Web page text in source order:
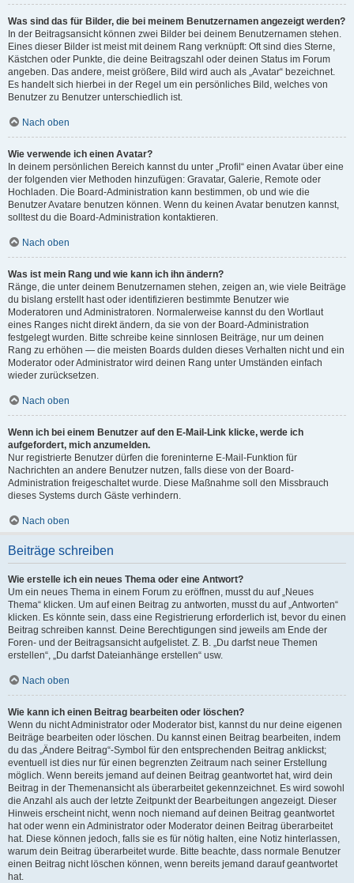
Was sind das für Bilder, die bei meinem Benutzernamen angezeigt werden?
In der Beitragsansicht können zwei Bilder bei deinem Benutzernamen stehen.
Eines dieser Bilder ist meist mit deinem Rang verknüpft: Oft sind dies Sterne,
Kästchen oder Punkte, die deine Beitragszahl oder deinen Status im Forum
angeben. Das andere, meist größere, Bild wird auch als „Avatar“ bezeichnet.
Es handelt sich hierbei in der Regel um ein persönliches Bild, welches von
Benutzer zu Benutzer unterschiedlich ist.
Nach oben
Wie verwende ich einen Avatar?
In deinem persönlichen Bereich kannst du unter „Profil“ einen Avatar über eine
der folgenden vier Methoden hinzufügen: Gravatar, Galerie, Remote oder
Hochladen. Die Board-Administration kann bestimmen, ob und wie die
Benutzer Avatare benutzen können. Wenn du keinen Avatar benutzen kannst,
solltest du die Board-Administration kontaktieren.
Nach oben
Was ist mein Rang und wie kann ich ihn ändern?
Ränge, die unter deinem Benutzernamen stehen, zeigen an, wie viele Beiträge
du bislang erstellt hast oder identifizieren bestimmte Benutzer wie
Moderatoren und Administratoren. Normalerweise kannst du den Wortlaut
eines Ranges nicht direkt ändern, da sie von der Board-Administration
festgelegt wurden. Bitte schreibe keine sinnlosen Beiträge, nur um deinen
Rang zu erhöhen — die meisten Boards dulden dieses Verhalten nicht und ein
Moderator oder Administrator wird deinen Rang unter Umständen einfach
wieder zurücksetzen.
Nach oben
Wenn ich bei einem Benutzer auf den E-Mail-Link klicke, werde ich
aufgefordert, mich anzumelden.
Nur registrierte Benutzer dürfen die foreninterne E-Mail-Funktion für
Nachrichten an andere Benutzer nutzen, falls diese von der Board-
Administration freigeschaltet wurde. Diese Maßnahme soll den Missbrauch
dieses Systems durch Gäste verhindern.
Nach oben
Beiträge schreiben
Wie erstelle ich ein neues Thema oder eine Antwort?
Um ein neues Thema in einem Forum zu eröffnen, musst du auf „Neues
Thema“ klicken. Um auf einen Beitrag zu antworten, musst du auf „Antworten“
klicken. Es könnte sein, dass eine Registrierung erforderlich ist, bevor du einen
Beitrag schreiben kannst. Deine Berechtigungen sind jeweils am Ende der
Foren- und der Beitragsansicht aufgelistet. Z. B. „Du darfst neue Themen
erstellen“, „Du darfst Dateianhänge erstellen“ usw.
Nach oben
Wie kann ich einen Beitrag bearbeiten oder löschen?
Wenn du nicht Administrator oder Moderator bist, kannst du nur deine eigenen
Beiträge bearbeiten oder löschen. Du kannst einen Beitrag bearbeiten, indem
du das „Ändere Beitrag“-Symbol für den entsprechenden Beitrag anklickst;
eventuell ist dies nur für einen begrenzten Zeitraum nach seiner Erstellung
möglich. Wenn bereits jemand auf deinen Beitrag geantwortet hat, wird dein
Beitrag in der Themenansicht als überarbeitet gekennzeichnet. Es wird sowohl
die Anzahl als auch der letzte Zeitpunkt der Bearbeitungen angezeigt. Dieser
Hinweis erscheint nicht, wenn noch niemand auf deinen Beitrag geantwortet
hat oder wenn ein Administrator oder Moderator deinen Beitrag überarbeitet
hat. Diese können jedoch, falls sie es für nötig halten, eine Notiz hinterlassen,
warum dein Beitrag überarbeitet wurde. Bitte beachte, dass normale Benutzer
einen Beitrag nicht löschen können, wenn bereits jemand darauf geantwortet
hat.